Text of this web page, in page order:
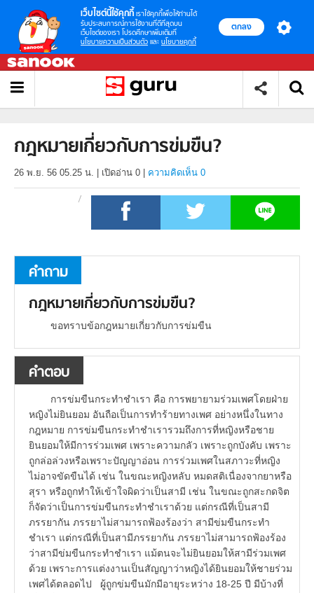
เว็บไซต์นี้ใช้คุกกี้ เราใช้คุกกี้เพื่อให้ท่านได้
รับประสบการณ์การใช้งานที่ดีที่สุดบน
เว็บไซต์ของเรา โปรดศึกษาเพิ่มเติมที่
นโยบายความเป็นส่วนตัว และ นโยบายคุกกี้
ตกลง
กฎหมายเกี่ยวกับการข่มขืน?
26 พ.ย. 56 05.25 น. เปิดอ่าน 0 ความคิดเห็น 0
คำถาม
กฎหมายเกี่ยวกับการข่มขืน?
ขอทราบข้อกฎหมายเกี่ยวกับการข่มขืน
คำตอบ
การข่มขืนกระทำชำเรา คือ การพยายามร่วมเพศโดยฝ่าย
หญิงไม่ยินยอม อันถือเป็นการทำร้ายทางเพศ อย่างหนึ่งในทาง
กฎหมาย การข่มขืนกระทำชำเรารวมถึงการที่หญิงหรือชาย
ยินยอมให้มีการร่วมเพศ เพราะความกลัว เพราะถูกบังคับ เพราะ
ถูกล่อล่วงหรือเพราะปัญญาอ่อน การร่วมเพศในสภาวะที่หญิง
ไม่อาจขัดขืนได้ เช่น ในขณะหญิงหลับ หมดสติเนื่องจากยาหรือ
สุรา หรือถูกทำให้เข้าใจผิดว่าเป็นสามี เช่น ในขณะถูกสะกดจิต
ก็จัดว่าเป็นการข่มขืนกระทำชำเราด้วย แต่กรณีที่เป็นสามี
ภรรยากัน ภรรยาไม่สามารถฟ้องร้องว่า สามีข่มขืนกระทำ
ชำเรา แต่กรณีที่เป็นสามีภรรยากัน ภรรยาไม่สามารถฟ้องร้อง
ว่าสามีข่มขืนกระทำชำเรา แม้ตนจะไม่ยินยอมให้สามีร่วมเพศ
ด้วย เพราะการแต่งงานเป็นสัญญาว่าหญิงได้ยินยอมให้ชายร่วม
เพศได้ตลอดไป ผู้ถูกข่มขืนมักมีอายุระหว่าง 18-25 ปี มีบ้างที่